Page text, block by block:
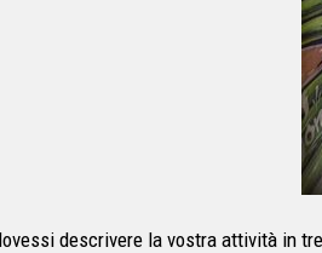
descrivere la vostra attività in